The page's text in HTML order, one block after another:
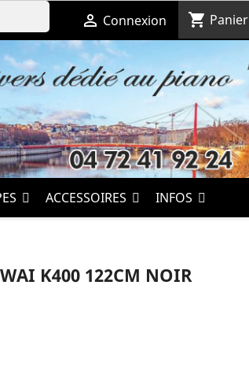
 Connexion shopping_cart Panier
ACCESSOIRES INFOS
K400 122CM NOIR